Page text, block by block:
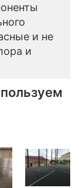
и не
и